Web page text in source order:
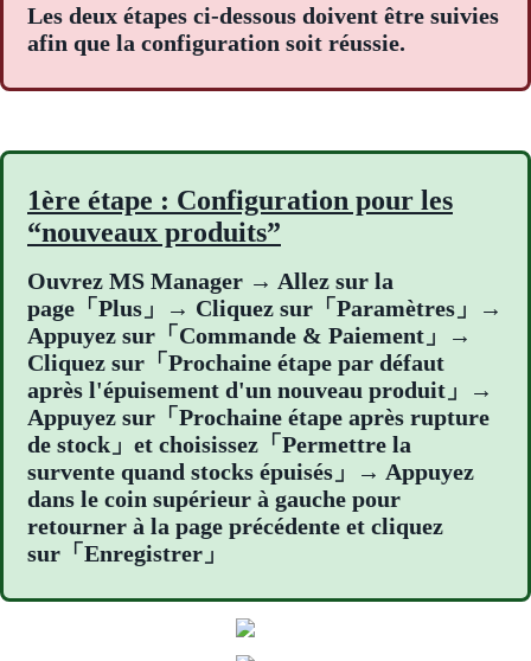
Les deux étapes ci-dessous doivent être suivies
afin que la configuration soit réussie.
1ère étape : Configuration pour les
“nouveaux produits”
Ouvrez MS Manager → Allez sur la
page「Plus」→ Cliquez sur「Paramètres」→
Appuyez sur「Commande & Paiement」→
Cliquez sur「Prochaine étape par défaut
après l'épuisement d'un nouveau produit」→
Appuyez sur「Prochaine étape après rupture
de stock」et choisissez「Permettre la
survente quand stocks épuisés」→ Appuyez
dans le coin supérieur à gauche pour
retourner à la page précédente et cliquez
sur「Enregistrer」